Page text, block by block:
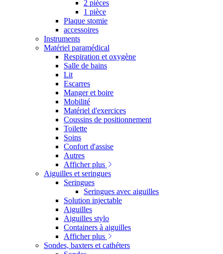
2 pièces
1 pièce
Plaque stomie
accessoires
Instruments
Matériel paramédical
Respiration et oxygène
Salle de bains
Lit
Escarres
Manger et boire
Mobilité
Matériel d'exercices
Coussins de positionnement
Toilette
Soins
Confort d'assise
Autres
Afficher plus
Aiguilles et seringues
Seringues
Seringues avec aiguilles
Solution injectable
Aiguilles
Aiguilles stylo
Containers à aiguilles
Afficher plus
Sondes, baxters et cathéters